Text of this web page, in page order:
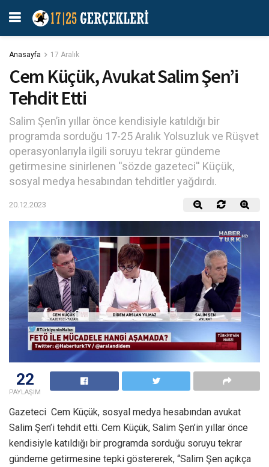
Anasayfa 17 Aralık
Cem Küçük, Avukat Salim Şen’i
Tehdit Etti
Salim Şen’in yıllar önce kendisiyle katıldığı bir
programda sorduğu 17-25 Aralık Yolsuzluk ve Rüşvet
operasyonlarıyla ilgili soruyu tekrar gündeme
getirmesine sinirlenen ''sözde gazeteci'' Küçük,
sosyal medya hesabından tehditler yağdırdı.
20.12.2023
22
PAYLAŞIM
Gazeteci Cem Küçük, sosyal medya hesabından avukat
Salim Şen’i tehdit etti. Cem Küçük, Salim Şen’in yıllar önce
kendisiyle katıldığı bir programda sorduğu soruyu tekrar
gündeme getirmesine tepki göstererek, “Salim Şen açıkça